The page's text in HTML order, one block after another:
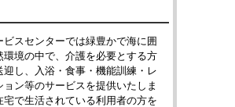
ビスセンターでは緑豊かで海に囲
環境の中で、介護を必要とする方
迎し、入浴・食事・機能訓練・レ
ョン等のサービスを提供いたしま
宅で生活されている利用者の方を